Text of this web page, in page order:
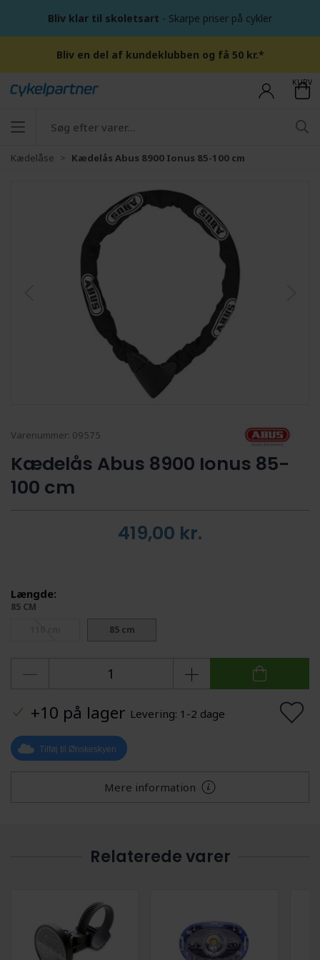
Bliv klar til skoletsart - Skarpe priser på cykler
Bliv en del af kundeklubben og få 50 kr.*
KURV
Kædelåse Kædelås Abus 8900 Ionus 85-100 cm
Varenummer: 09575
Kædelås Abus 8900 Ionus 85-
100 cm
419,00 kr.
Længde:
85 CM
85 cm
+10 på lager Levering: 1-2 dage
Tilføj til Ønskeskyen
Mere information
Relaterede varer